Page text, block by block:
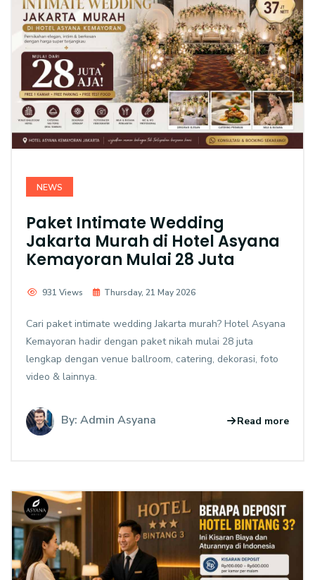
NEWS
Paket Intimate Wedding
Jakarta Murah di Hotel Asyana
Kemayoran Mulai 28 Juta
931 Views Thursday, 21 May 2026
Cari paket intimate wedding Jakarta murah? Hotel Asyana
Kemayoran hadir dengan paket nikah mulai 28 juta
lengkap dengan venue ballroom, catering, dekorasi, foto
video & lainnya.
By: Admin Asyana Read more